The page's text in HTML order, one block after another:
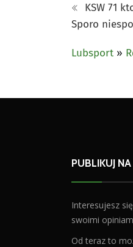
KSW 71
Sporo
Lubsport »
PUBLIKUJ
Interesujesz
swoimi
Od teraz to